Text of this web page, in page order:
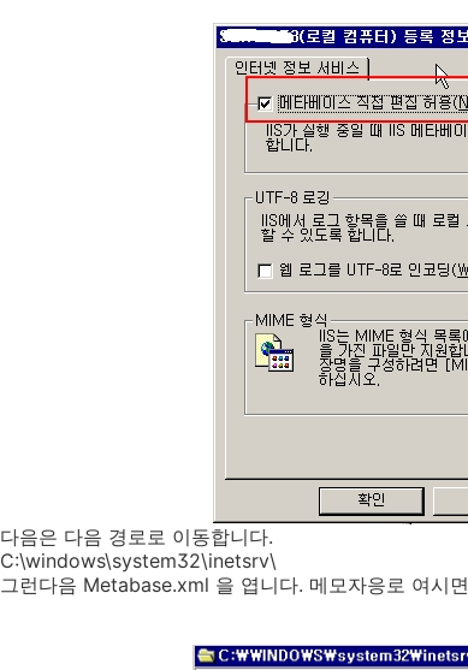
다음은 다음 경로로 이동합니다.
C:\windows\system32\inetsrv\
그런다음 Metabase.xml 을 엽니다. 메모자응로 여시